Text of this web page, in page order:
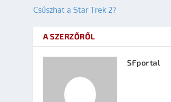
Csúszhat a Star Trek 2?
A SZERZŐRŐL
SFportal